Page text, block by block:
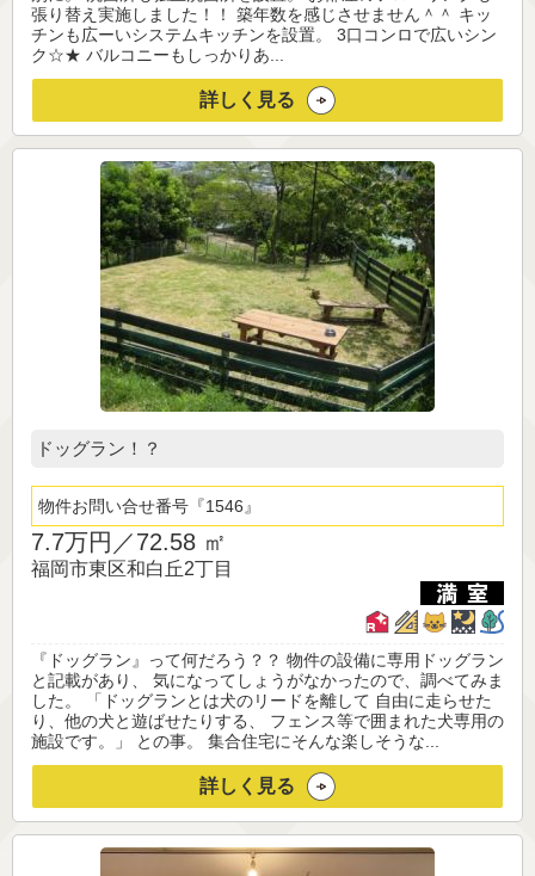
張り替え実施しました！！ 築年数を感じさせません＾＾ キッ
チンも広ーいシステムキッチンを設置。 3口コンロで広いシン
ク☆★ バルコニーもしっかりあ...
詳しく見る
ドッグラン！？
物件お問い合せ番号 1546
7.7万円／72.58 ㎡
福岡市東区和白丘2丁目
『ドッグラン』って何だろう？？ 物件の設備に専用ドッグラン
と記載があり、 気になってしょうがなかったので、調べてみま
した。 「ドッグランとは犬のリードを離して 自由に走らせた
り、他の犬と遊ばせたりする、 フェンス等で囲まれた犬専用の
施設です。」 との事。 集合住宅にそんな楽しそうな...
詳しく見る